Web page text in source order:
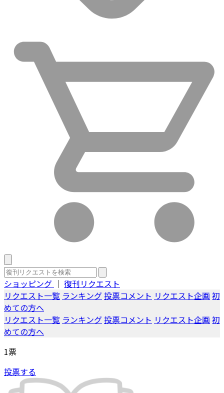
ショッピング ｜ 復刊リクエスト
リクエスト一覧 ランキング投票コメント リクエスト企画 初
めての方へ
リクエスト一覧 ランキング投票コメント リクエスト企画 初
めての方へ
1票
投票する